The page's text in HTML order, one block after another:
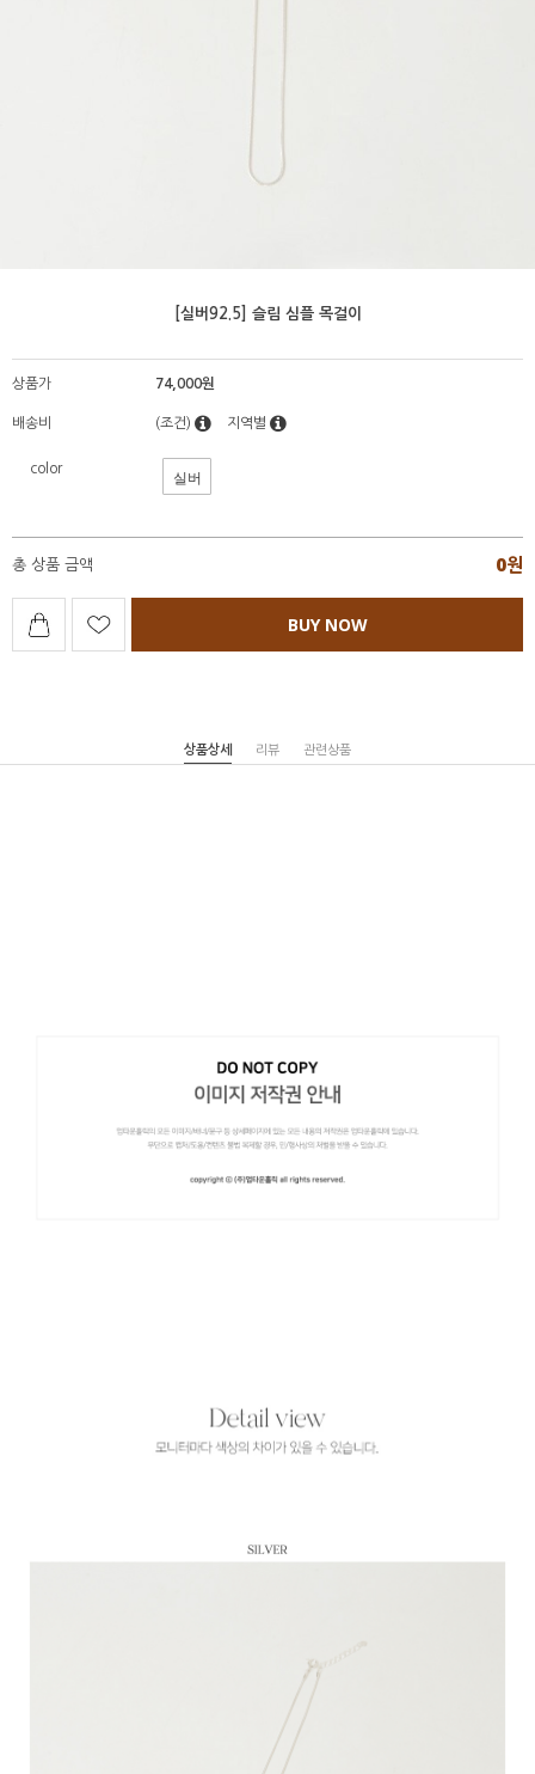
[실버92.5] 슬림 심플 목걸이
상품가 74,000원
배송비 (조건) 지역별
color 실버
총 상품 금액 0원
BUY NOW
상품상세 리뷰 관련상품